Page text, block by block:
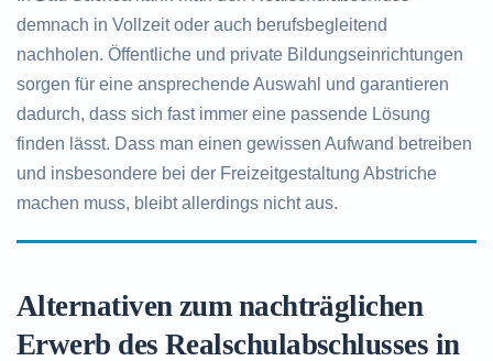
demnach in Vollzeit oder auch berufsbegleitend
nachholen. Öffentliche und private Bildungseinrichtungen
sorgen für eine ansprechende Auswahl und garantieren
dadurch, dass sich fast immer eine passende Lösung
finden lässt. Dass man einen gewissen Aufwand betreiben
und insbesondere bei der Freizeitgestaltung Abstriche
machen muss, bleibt allerdings nicht aus.
Alternativen zum nachträglichen
Erwerb des Realschulabschlusses in